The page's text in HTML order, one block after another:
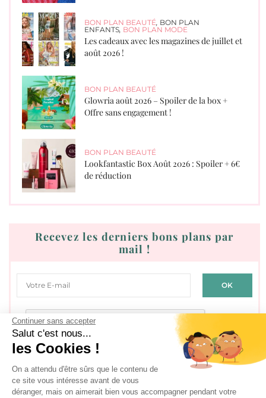
Continuer sans accepter
Salut c'est nous...
les Cookies !
On a attendu d'être sûrs que le contenu de
ce site vous intéresse avant de vous
déranger, mais on aimerait bien vous accompagner pendant votre
BON PLAN BEAUTÉ, BON PLAN
ENFANTS, BON PLAN MODE
Les cadeaux avec les magazines de juillet et
août 2026 !
BON PLAN BEAUTÉ
Glowria août 2026 – Spoiler de la box +
Offre sans engagement !
BON PLAN BEAUTÉ
Lookfantastic Box Août 2026 : Spoiler + 6€
de réduction
Recevez les derniers bons plans par
mail !
J'accepte lesconditions générales d'utilisation